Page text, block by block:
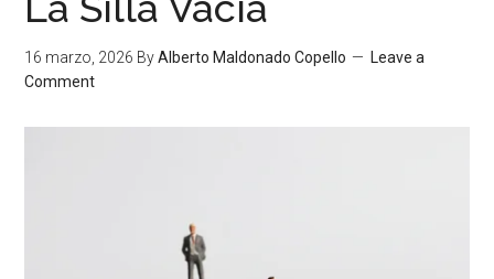
16 marzo, 2026 ByAlberto Maldonado Copello
Leave a
Comment